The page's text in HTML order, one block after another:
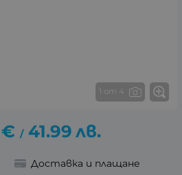
1 от 4
€ / 41.99 лв.
Доставка и плащане